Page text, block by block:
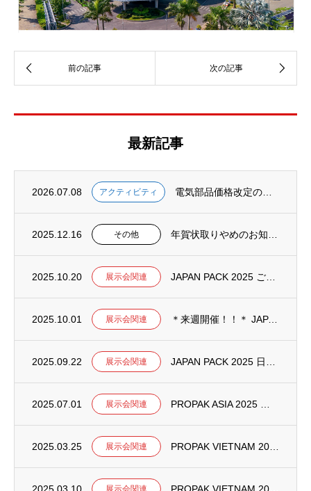
最新記事
2026.07.08 アクティビティ
2025.12.16 その他
2025.10.20 展示会関連
2025.10.01 展示会関連 ＊来週開催！！＊ JAPAN PACK 2025 日本包装産業展のお知らせ
2025.09.22 展示会関連
2025.07.01 展示会関連
2025.03.25 展示会関連
展示会関連